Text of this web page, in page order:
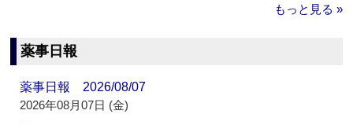
もっと見る »
薬事日報
薬事日報 2026/08/07
2026年08月07日 (金)